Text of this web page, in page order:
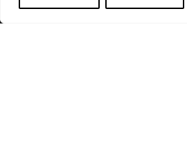
Diventa Socio